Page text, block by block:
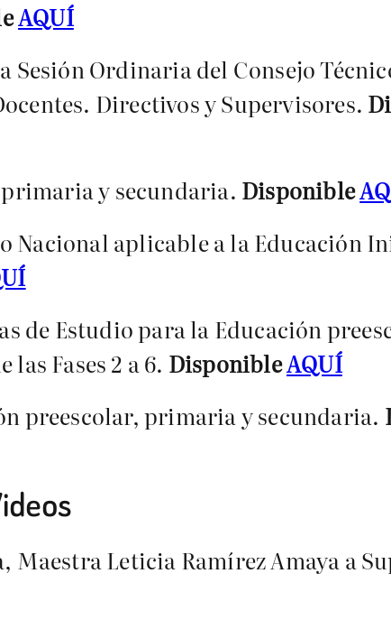
AQUÍ
Ordinaria del Consejo
Directivos y Supervisores.
y secundaria. Disponible
Nacional aplicable a la Educación
de Estudio para la Educación
Fases 2 a 6. DisponibleAQUÍ
preescolar, primaria y secundaria.
Maestra Leticia Ramírez Amaya a